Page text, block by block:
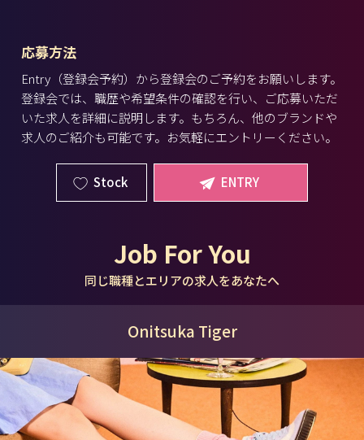
応募方法
Entry（登録会予約）から登録会のご予約をお願いします。
登録会では、職歴や希望条件の確認を行い、ご応募いただ
いた求人を詳細に説明します。もちろん、他のブランドや
求人のご紹介も可能です。お気軽にエントリーください。
Stock ENTRY
Job For You
同じ職種とエリアの求人をあなたへ
Onitsuka Tiger